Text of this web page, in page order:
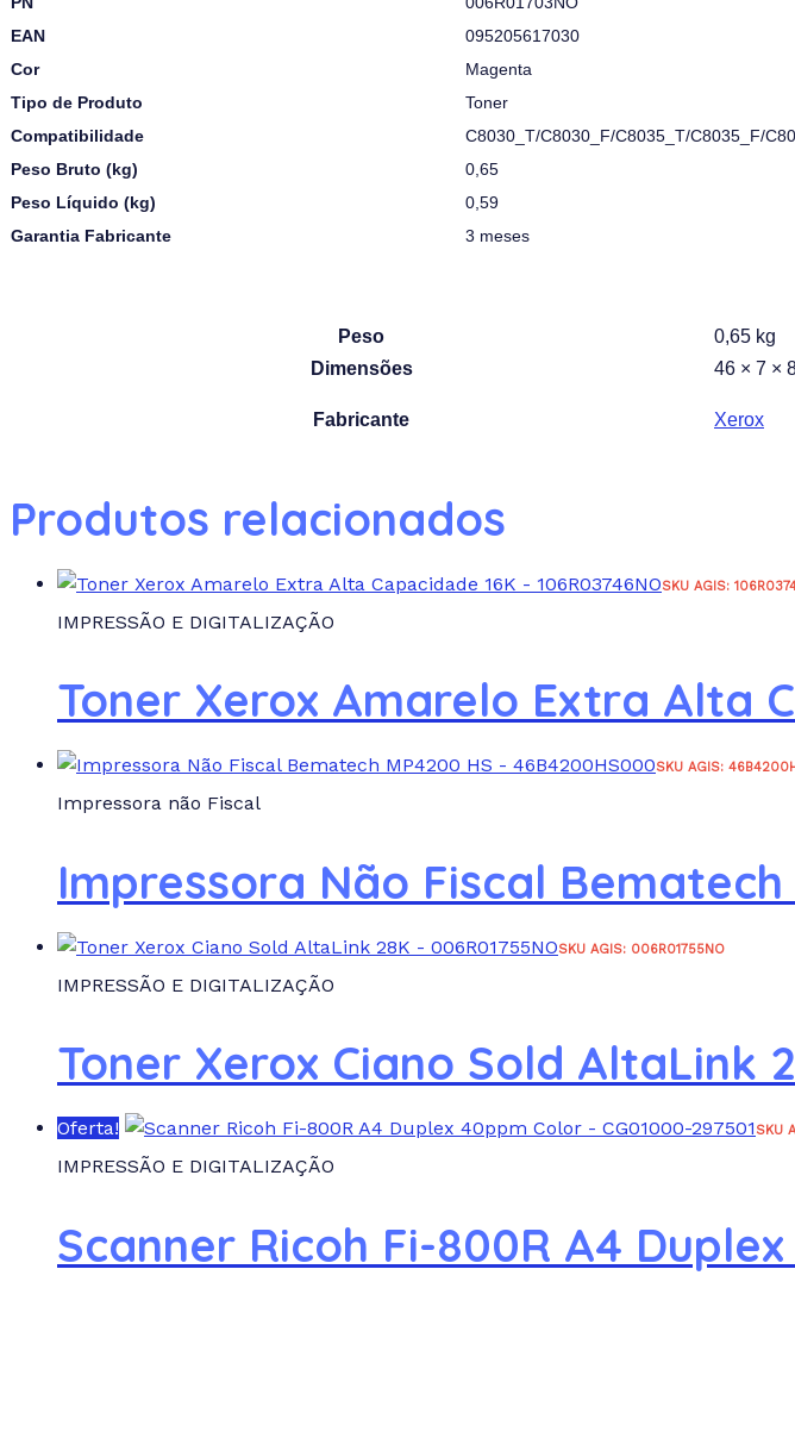
EAN
095205617030
Cor
Magenta
Tipo de Produto
Toner
Compatibilidade
C8030_T/C8030_F/C8035_T/C8035_F/
Peso Bruto (kg)
0,65
Peso Líquido (kg)
0,59
Garantia Fabricante
3 meses
Peso
0,65 kg
Dimensões
46 × 7 ×
Fabricante Xerox
Produtos relacionados
SKU AGIS:
IMPRESSÃO E DIGITALIZAÇÃO
Toner Xerox Amarelo Extra Alta
SKU AGIS:
Impressora não Fiscal
Impressora Não Fiscal Bematech
SKU AGIS: 006R01755NO
IMPRESSÃO E DIGITALIZAÇÃO
Toner Xerox Ciano Sold AltaLink
Oferta! SKU
IMPRESSÃO E DIGITALIZAÇÃO
Scanner Ricoh Fi-800R A4